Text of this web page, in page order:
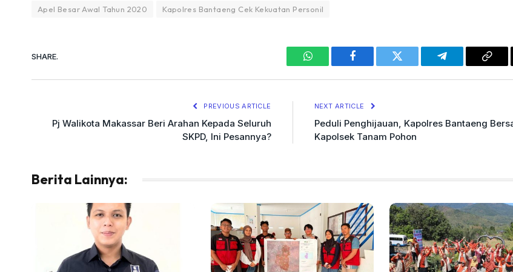
Apel Besar Awal Tahun 2020 Kapolres Bantaeng Cek Kekuatan Personil
SHARE.
WhatsAppFacebook Twitter Telegram Copy
PREVIOUS ARTICLE
Pj Walikota Makassar Beri Arahan Kepada Seluruh
SKPD, Ini Pesannya?
NEXT ARTICLE
Peduli Penghijauan, Kapolres Bantaeng
Kapolsek Tanam Pohon
Berita Lainnya: